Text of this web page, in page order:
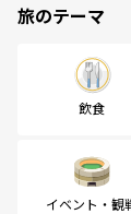
旅のテーマ
飲食
イベント・観